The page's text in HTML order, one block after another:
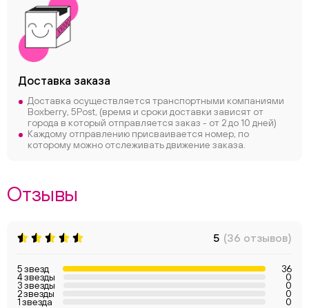
Доставка заказа
Доставка осуществляется транспортными компаниями
Boxberry, 5Post, (время и сроки доставки зависят от
города в который отправляется заказ - от 2 до 10 дней)
Каждому отправлению присваивается номер, по
которому можно отслеживать движение заказа.
Отзывы
5 (36 отзывов)
5 звезд 36
4 звезды 0
3 звезды 0
2 звезды 0
1 звезда 0